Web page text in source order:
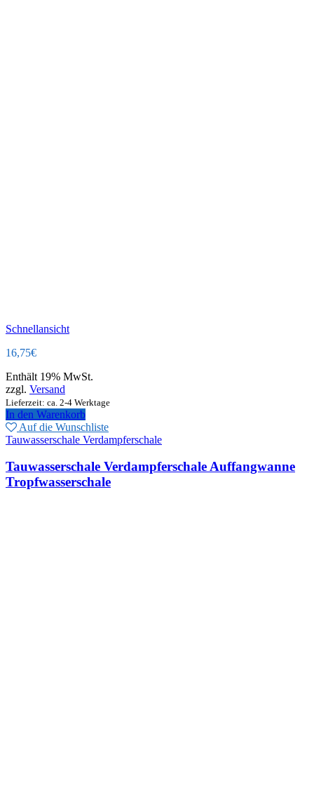
Schnellansicht
16,75€
Enthält 19% MwSt.
zzgl. Versand
Lieferzeit: ca. 2-4 Werktage
In den Warenkorb
Auf die Wunschliste
Tauwasserschale Verdampferschale
Tauwasserschale Verdampferschale Auffangwanne
Tropfwasserschale